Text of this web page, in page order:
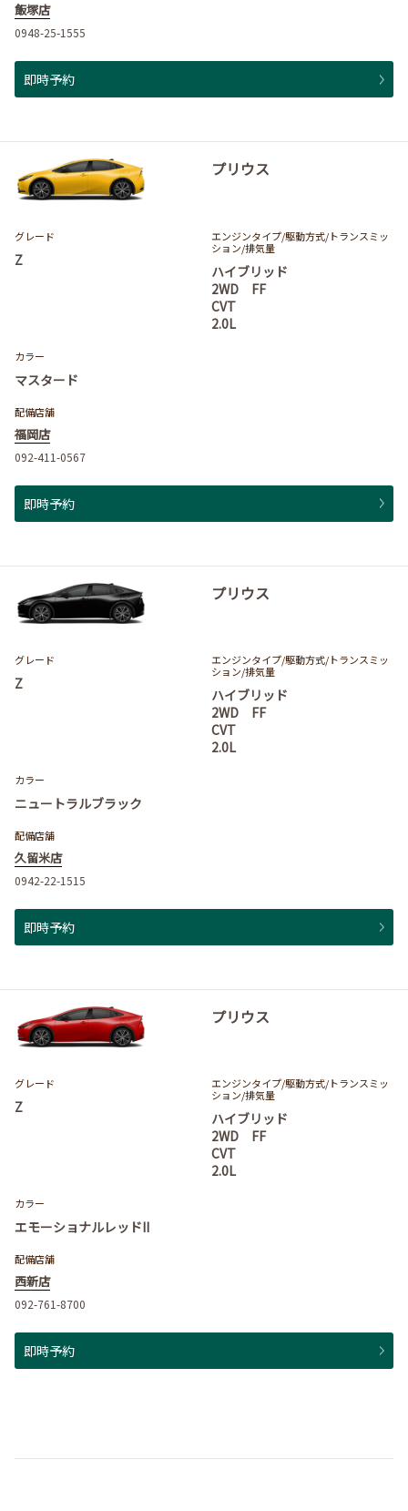
飯塚店
0948-25-1555
即時予約
プリウス
グレード
Z
エンジンタイプ/駆動方式/トランスミッ
ション/排気量
ハイブリッド
2WD FF
CVT
2.0L
カラー
マスタード
配備店舗
福岡店
092-411-0567
即時予約
プリウス
グレード
Z
エンジンタイプ/駆動方式/トランスミッ
ション/排気量
ハイブリッド
2WD FF
CVT
2.0L
カラー
ニュートラルブラック
配備店舗
久留米店
0942-22-1515
即時予約
プリウス
グレード
Z
エンジンタイプ/駆動方式/トランスミッ
ション/排気量
ハイブリッド
2WD FF
CVT
2.0L
カラー
エモーショナルレッドII
配備店舗
西新店
092-761-8700
即時予約